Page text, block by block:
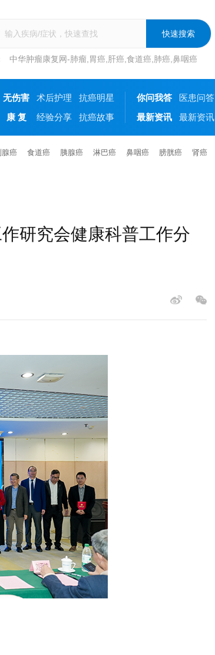
中华肿瘤康复网-肺瘤,胃癌,肝癌,食道癌,肺癌,鼻咽癌
无伤害 术后护理
抗癌明星
康 复
经验分享 抗癌故事
你问我答
医患问答
最新资讯
最新资讯
腺癌 食道癌 胰腺癌 淋巴癌 鼻咽癌 膀胱癌 肾癌
研究会健康科普工作分